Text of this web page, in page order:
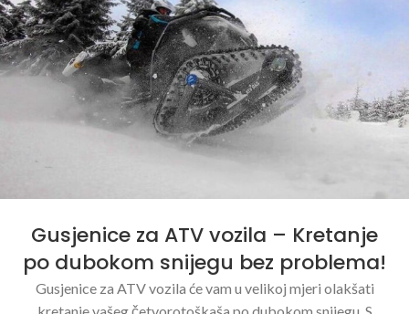
Gusjenice za ATV vozila – Kretanje
po dubokom snijegu bez problema!
Gusjenice za ATV vozila će vam u velikoj mjeri olakšati